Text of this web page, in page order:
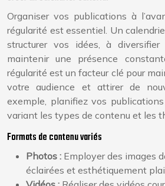
Organiser vos publications à
régularité est essentiel. Un
structurer vos idées, à
maintenir une présence
régularité est un facteur clé pour
votre audience et attirer de
exemple, planifiez vos
variant les types de contenu et les
Formats de contenu variés
Photos : Employer des images
éclairées et esthétiquement